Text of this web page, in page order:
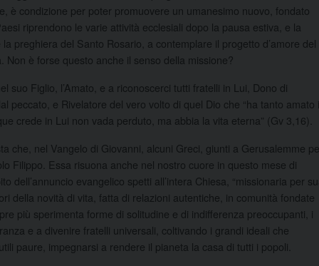
è condizione per poter promuovere un umanesimo nuovo, fondato
riprendono le varie attività ecclesiali dopo la pausa estiva, e la
preghiera del Santo Rosario, a contemplare il progetto d’amore del
Non è forse questo anche il senso della missione?
suo Figlio, l’Amato, e a riconoscerci tutti fratelli in Lui, Dono di
peccato, e Rivelatore del vero volto di quel Dio che “ha tanto amato
crede in Lui non vada perduto, ma abbia la vita eterna” (Gv 3,16).
che, nel Vangelo di Giovanni, alcuni Greci, giunti a Gerusalemme
Filippo. Essa risuona anche nel nostro cuore in questo mese di
dell’annuncio evangelico spetti all’intera Chiesa, “missionaria per
della novità di vita, fatta di relazioni autentiche, in comunità fondate
più sperimenta forme di solitudine e di indifferenza preoccupanti, i
e a divenire fratelli universali, coltivando i grandi ideali che
paure, impegnarsi a rendere il pianeta la casa di tutti i popoli.